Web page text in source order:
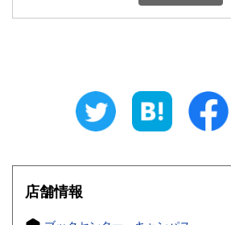
新潟県 970円 富山県
970円 長野県
静岡県
滋賀県
店舗情報